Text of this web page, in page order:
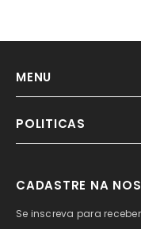
MENU
POLITICAS
CADASTRE NA
Se inscreva para